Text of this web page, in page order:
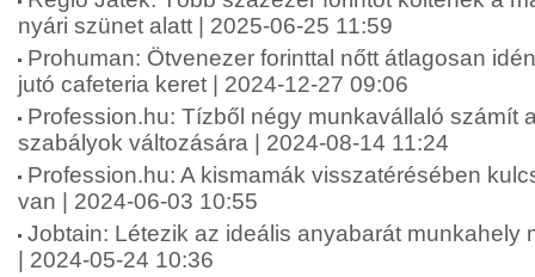
nyári szünet alatt | 2025-06-25 11:59
Prohuman: Ötvenezer forinttal nőtt átlagosan
jutó cafeteria keret | 2024-12-27 09:06
Profession.hu: Tízből négy munkavállaló számít
szabályok változására | 2024-08-14 11:24
Profession.hu: A kismamák visszatérésében
van | 2024-06-03 10:55
Jobtain: Létezik az ideális anyabarát munkahely
| 2024-05-24 10:36